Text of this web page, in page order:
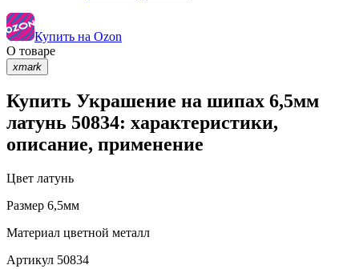
Купить на Ozon
О товаре
xmark
Купить Украшение на шипах 6,5мм
латунь 50834: характеристики,
описание, применение
Цвет латунь
Размер 6,5мм
Материал цветной металл
Артикул 50834